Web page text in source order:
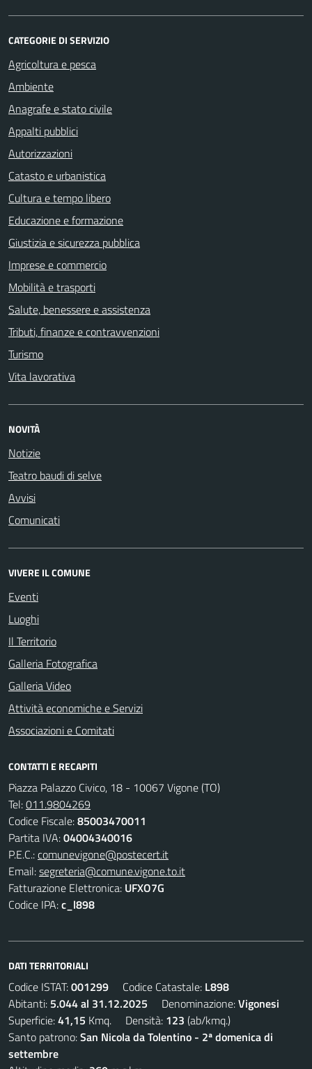
CATEGORIE DI SERVIZIO
Agricoltura e pesca
Ambiente
Anagrafe e stato civile
Appalti pubblici
Autorizzazioni
Catasto e urbanistica
Cultura e tempo libero
Educazione e formazione
Giustizia e sicurezza pubblica
Imprese e commercio
Mobilità e trasporti
Salute, benessere e assistenza
Tributi, finanze e contravvenzioni
Turismo
Vita lavorativa
NOVITÀ
Notizie
Teatro baudi di selve
Avvisi
Comunicati
VIVERE IL COMUNE
Eventi
Luoghi
Il Territorio
Galleria Fotografica
Galleria Video
Attività economiche e Servizi
Associazioni e Comitati
CONTATTI E RECAPITI
Piazza Palazzo Civico, 18 - 10067 Vigone (TO)
Tel:011.9804269
Codice Fiscale:85003470011
Partita IVA:04004340016
P.E.C.:comunevigone@postecert.it
Email:segreteria@comune.vigone.to.it
Fatturazione Elettronica: UFXO7G
Codice IPA:c_l898
DATI TERRITORIALI
Codice ISTAT:001299 Codice Catastale: L898
Abitanti: 5.044 al 31.12.2025 Denominazione:Vigonesi
Superficie:41,15 Kmq. Densità: 123 (ab/kmq.)
Santo patrono:San Nicola da Tolentino - 2ª domenica di
settembre